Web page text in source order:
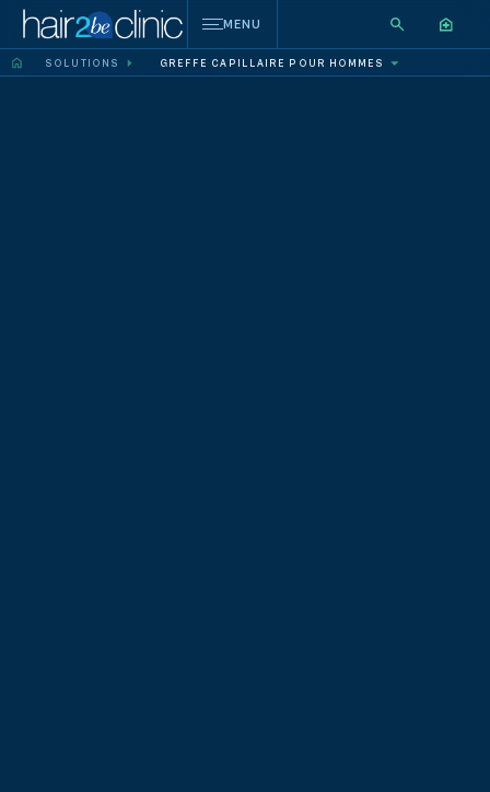
MENU
SOLUTIONS GREFFE CAPILLAIRE POUR HOMMES